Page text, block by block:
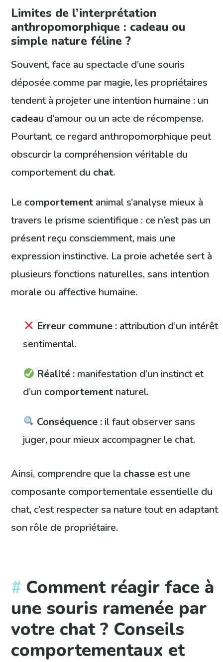
Limites de l’interprétation
anthropomorphique : cadeau ou
simple nature féline ?
Souvent, face au spectacle d’une souris
déposée comme par magie, les propriétaires
tendent à projeter une intention humaine : un
cadeau d’amour ou un acte de récompense.
Pourtant, ce regard anthropomorphique peut
obscurcir la compréhension véritable du
comportement du chat.
Le comportement animal s’analyse mieux à
travers le prisme scientifique : ce n’est pas un
présent reçu consciemment, mais une
expression instinctive. La proie achetée sert à
plusieurs fonctions naturelles, sans intention
morale ou affective humaine.
Erreur commune : attribution d’un intérêt
sentimental.
Réalité : manifestation d’un instinct et
d’un comportement naturel.
Conséquence : il faut observer sans
juger, pour mieux accompagner le chat.
Ainsi, comprendre que la chasse est une
composante comportementale essentielle du
chat, c’est respecter sa nature tout en adaptant
son rôle de propriétaire.
Comment réagir face à
une souris ramenée par
votre chat ? Conseils
comportementaux et